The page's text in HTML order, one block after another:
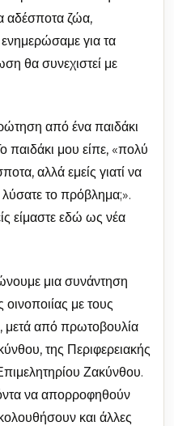
αδέσποτα ζώα,
για τα
θα συνεχιστεί με
από ένα παιδάκι
παιδάκι μου είπε, «πολύ
αλλά εμείς γιατί να
το πρόβλημα;».
είμαστε εδώ ως νέα
μια συνάντηση
με τους
μετά από πρωτοβουλία
της Περιφερειακής
Ζακύνθου.
να απορροφηθούν
και άλλες